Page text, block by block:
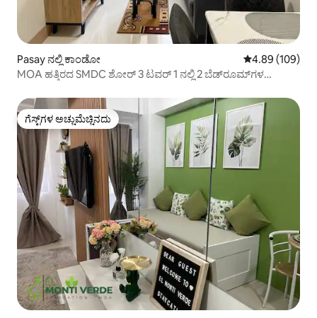
Pasay ನಲ್ಲಿ ಕಾಂಡೋ 5 ರಲ್ಲಿ 4.89
4.89 (109)
MOA ಹತ್ತಿರದ SMDC ಶೋರ್ 3 ಟವರ್ 1 ನಲ್ಲಿ 2 ಬೆಡ್‌ರೂಮ್‌ಗಳ
ಗೆಸ್ಟ್‌ಗಳ ಅಚ್ಚುಮೆಚ್ಚಿನದು
ಗೆಸ್ಟ್‌ಗಳ ಅಚ್ಚುಮೆಚ್ಚಿನದು